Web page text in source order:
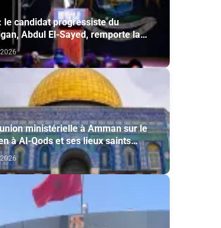
le candidat progressiste du
Abdul El-Sayed, remporte la
démocrate pour le Sénat
ministérielle à Amman sur le
à Al-Qods et ses lieux saints
l’importance du rôle du Comité Al
présidé par SM le Roi